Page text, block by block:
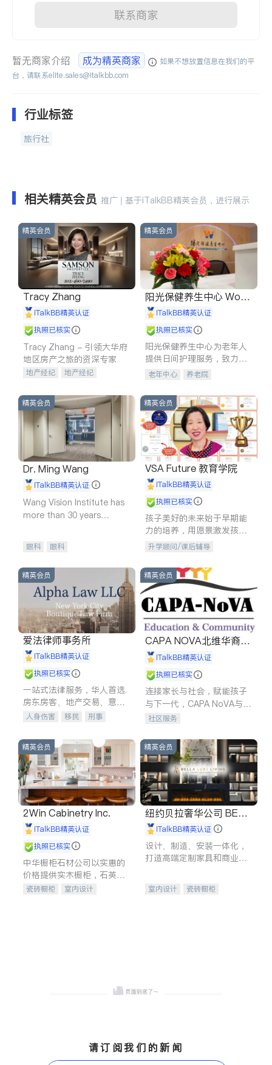
联系商家
暂无商家介绍 成为精英商家
如果不想放置信息在我们的平
台，请联系elite.sales@italkbb.com
行业标签
旅行社
相关精英会员 推广 | 基于iTalkBB精英会员，进行展示
精英会员
Tracy Zhang
iTalkBB精英认证
执照已核实
Tracy Zhang - 引领大华府
地区房产之旅的资深专家
地产经纪
地产经纪
商铺租售
开发商建商
精英会员
阳光保健养生中心 World
shine
iTalkBB精英认证
执照已核实
阳光保健养生中心为老年人
提供日间护理服务，致力于
通过持续的护理创新来有效
老年中心 养老院
精英会员
Dr. Ming Wang
iTalkBB精英认证
Wang Vision Institute has
more than 30 years
眼科 眼科
精英会员
VSA Future 教育学院
iTalkBB精英认证
执照已核实
孩子美好的未来始于早期能
力的培养，用愿景激发孩子
的学习潜力和动力。理念：
拥有成长型心态是成功的基
石。
升学顾问/课后辅导
精英会员
爱法律师事务所
iTalkBB精英认证
执照已核实
一站式法律服务，华人首选.
房东房客、地产交易、意外
伤害、车祸重伤、商业诉
建筑合同、刑事案件全包办
人身伤害 移民
刑事
信托/遗嘱
商业
商标注册
索赔
律师-其它 保释
精英会员
CAPA NOVA北维华裔家
长会iTalkBB精英认证
执照已核实
连接家长与社会，赋能孩子
与下一代，CAPA NoVA与您
携手建设包容、公平、充满
社区服务
精英会员
2Win Cabinetry Inc.
iTalkBB精英认证
执照已核实
中华橱柜石材公司以实惠的
价格提供实木橱柜，石英石
台面，多种优质不锈钢水
瓷砖橱柜
室内设计
精英会员
纽约贝拉奢华公司 BELL
A LUXE
iTalkBB精英认证
设计、制造、安装一体化，
打造高端定制家具和商业空
室内设计
瓷砖橱柜
请订阅我们的新闻